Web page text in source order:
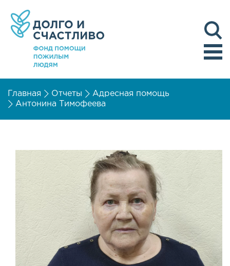
Главная Отчеты
Адресная помощь
Антонина Тимофеева